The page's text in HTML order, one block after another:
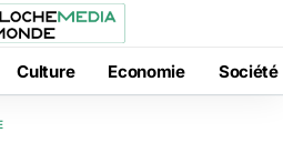
Culture Economie Société